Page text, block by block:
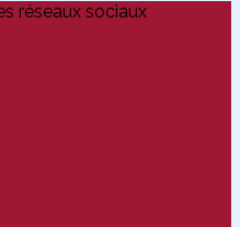
réseaux sociaux